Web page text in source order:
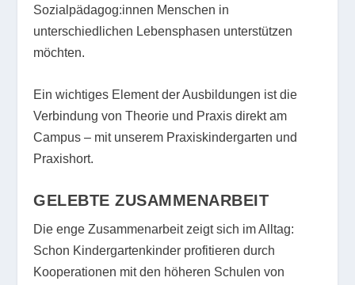
Sozialpädagog:innen Menschen in
unterschiedlichen Lebensphasen unterstützen
möchten.
Ein wichtiges Element der Ausbildungen ist die
Verbindung von Theorie und Praxis direkt am
Campus – mit unserem Praxiskindergarten und
Praxishort.
GELEBTE ZUSAMMENARBEIT
Die enge Zusammenarbeit zeigt sich im Alltag:
Schon Kindergartenkinder profitieren durch
Kooperationen mit den höheren Schulen von